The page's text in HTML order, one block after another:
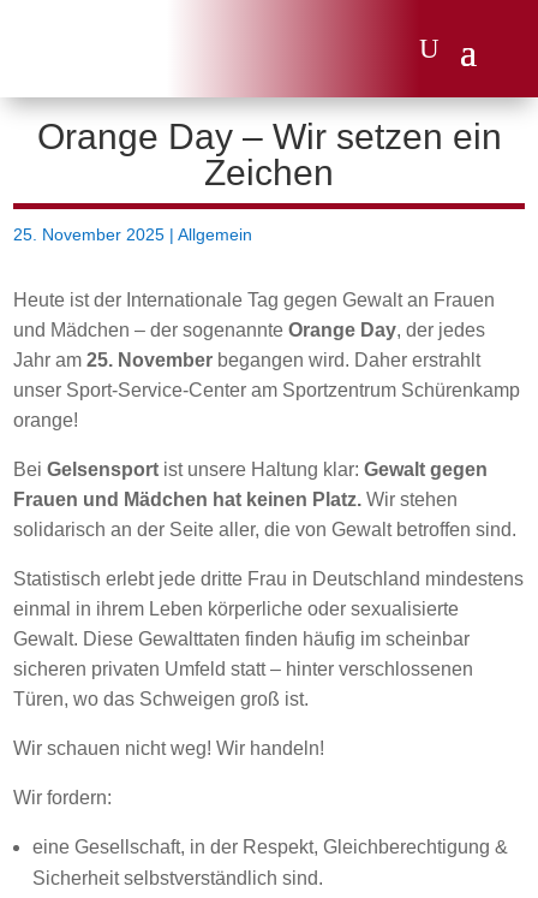
Orange Day – Wir setzen ein
Zeichen
25. November 2025 |Allgemein
Heute ist der Internationale Tag gegen Gewalt an Frauen
und Mädchen – der sogenannteOrange Day, der jedes
Jahr am25. November begangen wird. Daher erstrahlt
unser Sport-Service-Center am Sportzentrum Schürenkamp
orange!
BeiGelsensport ist unsere Haltung klar:Gewalt gegen
Frauen und Mädchen hat keinen Platz. Wir stehen
solidarisch an der Seite aller, die von Gewalt betroffen sind.
Statistisch erlebt jede dritte Frau in Deutschland mindestens
einmal in ihrem Leben körperliche oder sexualisierte
Gewalt. Diese Gewalttaten finden häufig im scheinbar
sicheren privaten Umfeld statt – hinter verschlossenen
Türen, wo das Schweigen groß ist.
Wir schauen nicht weg! Wir handeln!
Wir fordern:
eine Gesellschaft, in der Respekt, Gleichberechtigung &
Sicherheit selbstverständlich sind.